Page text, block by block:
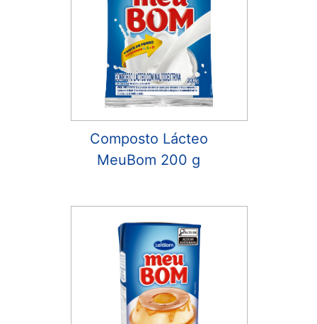
Composto Lácteo
MeuBom 200 g